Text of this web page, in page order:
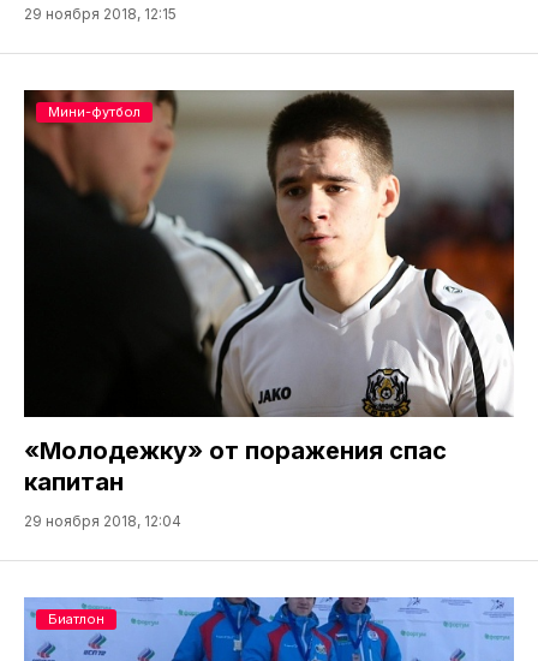
29 ноября 2018, 12:15
«Молодежку» от поражения спас
капитан
29 ноября 2018, 12:04
Мини-футбол
Биатлон